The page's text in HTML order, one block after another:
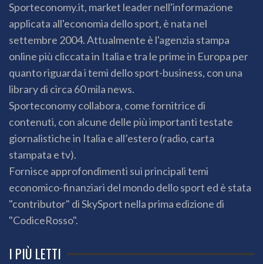
Sporteconomy.it, market leader nell'informazione
applicata all'economia dello sport, è nata nel
settembre 2004. Attualmente è l'agenzia stampa
online più cliccata in Italia e tra le prime in Europa per
quanto riguarda i temi dello sport-business, con una
library di circa 60 mila news.
Sporteconomy collabora, come fornitrice di
contenuti, con alcune delle più importanti testate
giornalistiche in Italia e all’estero (radio, carta
stampata e tv).
Fornisce approfondimenti sui principali temi
economico-finanziari del mondo dello sport ed è stata
"contributor" di SkySport nella prima edizione di
"CodiceRosso".
I PIÙ LETTI